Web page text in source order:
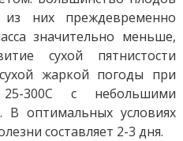
них преждевременно
значительно меньше,
сухой пятнистости
жаркой погоды при
25-300С с небольшими
В оптимальных условиях
составляет 2-3 дня.